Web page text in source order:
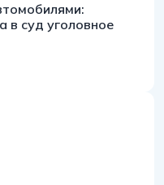
в суд уголовное